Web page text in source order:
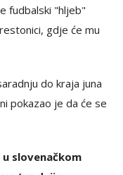
fudbalski "hljeb"
gdje će mu
do kraja juna
pokazao je da će se
slovenačkom